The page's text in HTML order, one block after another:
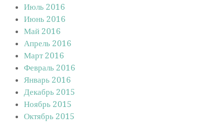
Июль 2016
Июнь 2016
Май 2016
Апрель 2016
Март 2016
Февраль 2016
Январь 2016
Декабрь 2015
Ноябрь 2015
Октябрь 2015